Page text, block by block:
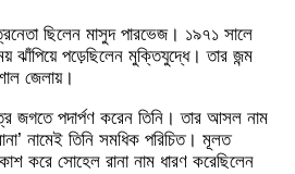
ছিলেন মাসুদ পারভেজ। ১৯৭১ সালে
ঝাঁপিয়ে পড়েছিলেন মুক্তিযুদ্ধে। তার জন্ম
জেলায়।
জগতে পদার্পণ করেন তিনি। তার আসল নাম
নামেই তিনি সমধিক পরিচিত। মূলত
করে সোহেল রানা নাম ধারণ করেছিলেন